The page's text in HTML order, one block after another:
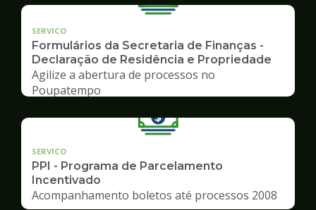
SERVICO
Formulários da Secretaria de Finanças -
Declaração de Residência e Propriedade
Agilize a abertura de processos no
Poupatempo
SERVICO
PPI - Programa de Parcelamento
Incentivado
Acompanhamento boletos até processos 2008